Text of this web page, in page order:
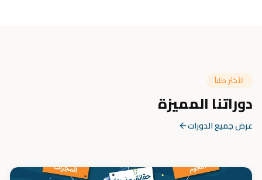
الأكثر طلباً
دوراتنا المميزة
عرض جميع الدورات